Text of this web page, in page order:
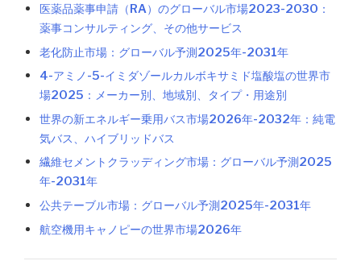
医薬品薬事申請（RA）のグローバル市場2023-2030：
薬事コンサルティング、その他サービス
老化防止市場：グローバル予測2025年-2031年
4-アミノ-5-イミダゾールカルボキサミド塩酸塩の世界市
場2025：メーカー別、地域別、タイプ・用途別
世界の新エネルギー乗用バス市場2026年-2032年：純電
気バス、ハイブリッドバス
繊維セメントクラッディング市場：グローバル予測2025
年-2031年
公共テーブル市場：グローバル予測2025年-2031年
航空機用キャノピーの世界市場2026年